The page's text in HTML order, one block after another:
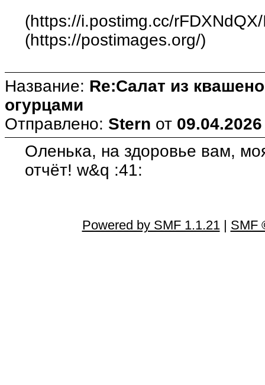
(https://i.postimg.cc/
(https://postimages.org/)
Название: Re:Салат из
огурцами
Отправлено: Stern от
Оленька, на здоровье вам,
отчёт! w&q :41:
Powered by SMF 1.1.21| SMF